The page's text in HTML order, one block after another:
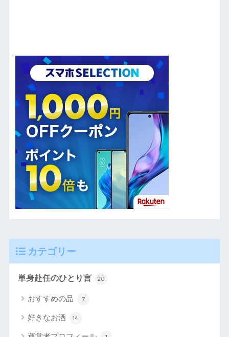
カテゴリー
単身赴任のひとり言 20
おすすめの品 7
好きなお酒 14